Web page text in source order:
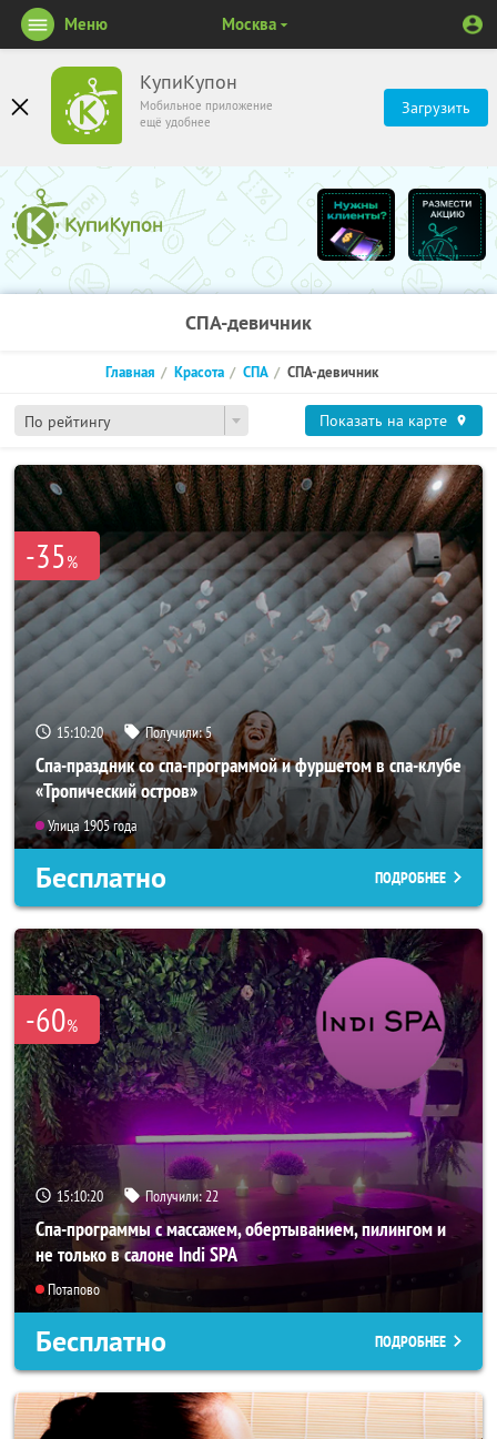
КупиКупон
Мобильное приложение
ещё удобнее
Загрузить
Меню Москва
СПА-девичник
По рейтингу
Главная Красота СПА СПА-девичник
Показать на карте
-35%
15:10:18 Получили:5
Спа-праздник со спа-программой и фуршетом в спа-клубе
«Тропический остров»
Улица 1905 года
Бесплатно ПОДРОБНЕЕ
-60%
15:10:18 Получили:22
Спа-программы с массажем, обертыванием, пилингом и
не только в салоне Indi SPA
Потапово
Бесплатно ПОДРОБНЕЕ